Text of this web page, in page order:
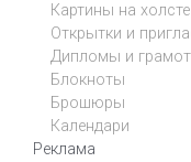
Картины на холсте
Открытки и
Дипломы и
Блокноты
Брошюры
Календари
Реклама